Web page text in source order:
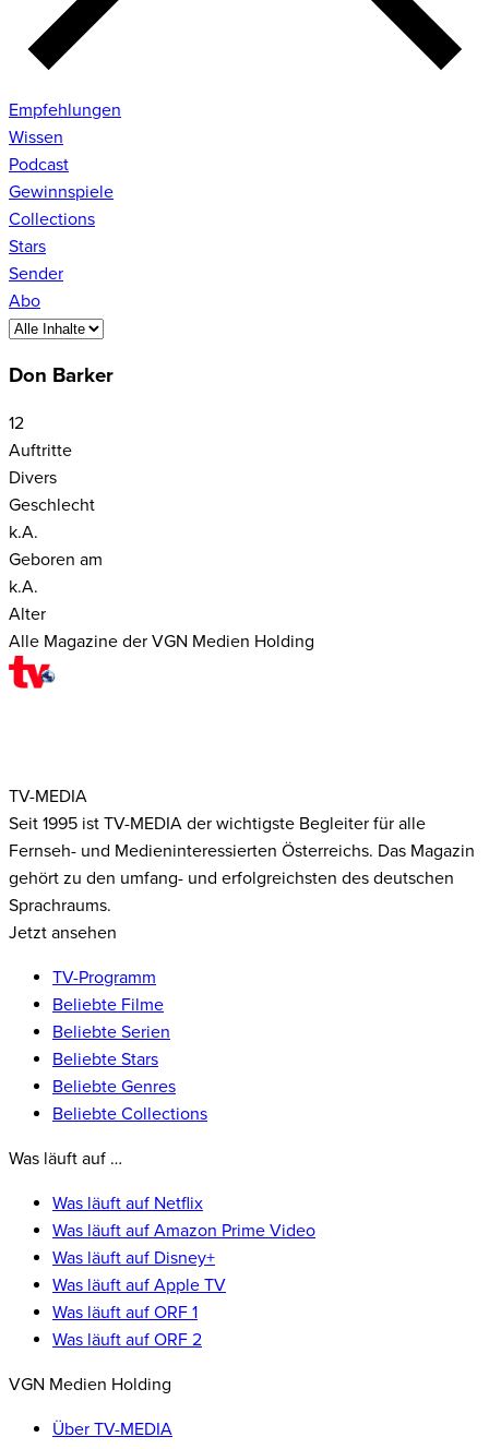
Empfehlungen
Wissen
Podcast
Gewinnspiele
Collections
Stars
Sender
Abo
Don Barker
12
Auftritte
Divers
Geschlecht
k.A.
Geboren am
k.A.
Alter
Alle Magazine der VGN Medien Holding
TV-MEDIA
Seit 1995 ist TV-MEDIA der wichtigste Begleiter für alle
Fernseh- und Medieninteressierten Österreichs. Das Magazin
gehört zu den umfang- und erfolgreichsten des deutschen
Sprachraums.
Jetzt ansehen
TV-Programm
Beliebte Filme
Beliebte Serien
Beliebte Stars
Beliebte Genres
Beliebte Collections
Was läuft auf …
Was läuft auf Netflix
Was läuft auf Amazon Prime Video
Was läuft auf Disney+
Was läuft auf Apple TV
Was läuft auf ORF 1
Was läuft auf ORF 2
VGN Medien Holding
Über TV-MEDIA